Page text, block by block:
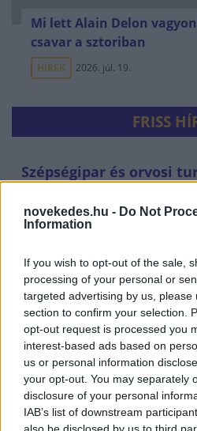
novekedes.hu - Do Not
Information
If you wish to opt-out of the sale,
processing of your personal or
targeted advertising by us, please
section to confirm your selection.
opt-out request is processed you
interest-based ads based on
us or personal information
your opt-out. You may separately
disclosure of your personal
IAB’s list of downstream
Mi lett Alain Delon
csavar a sztoriban
HÍREK 2026. júl. 19.
FRISS
Szépségipar és orvosi
térképén?